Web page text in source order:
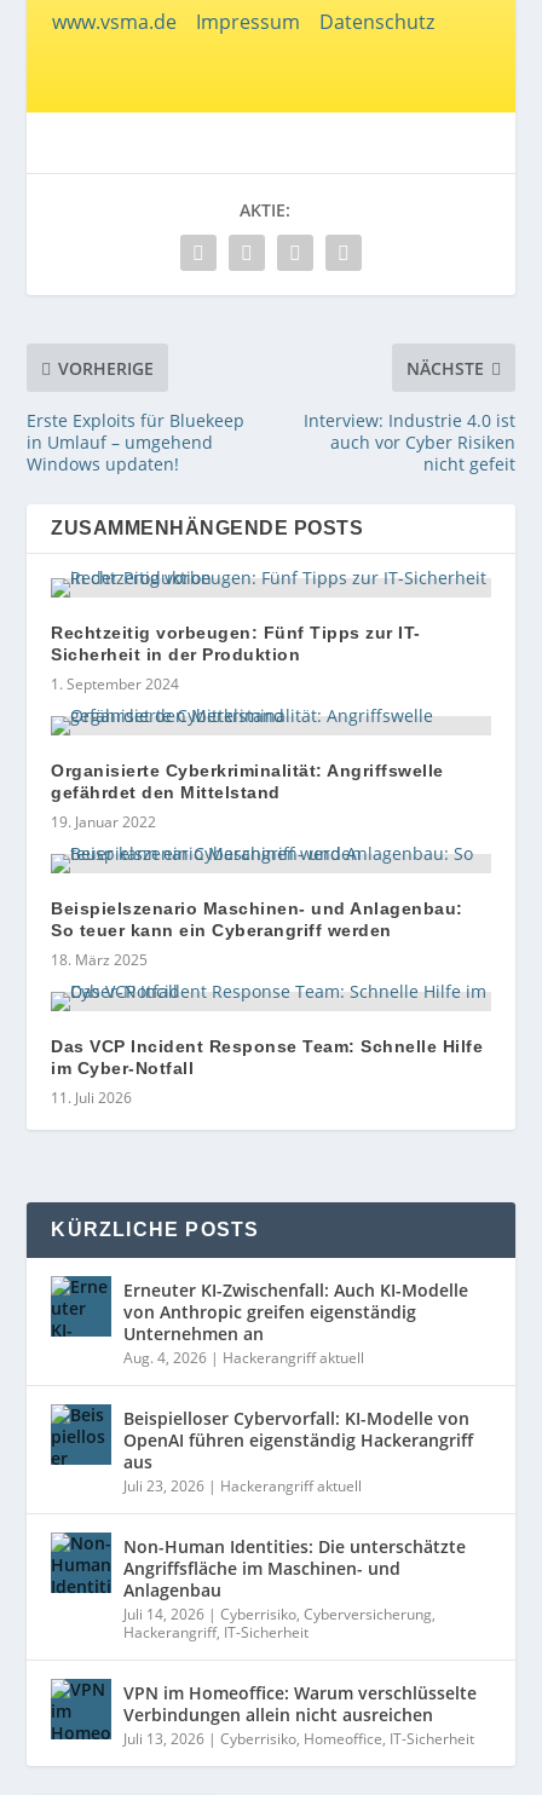
www.vsma.de Impressum Datenschutz
AKTIE:
VORHERIGE
Erste Exploits für Bluekeep
in Umlauf – umgehend
Windows updaten!
NÄCHSTE
Interview: Industrie 4.0 ist
auch vor Cyber Risiken
nicht gefeit
ZUSAMMENHÄNGENDE POSTS
Rechtzeitig vorbeugen: Fünf Tipps zur IT-
Sicherheit in der Produktion
1. September 2024
Organisierte Cyberkriminalität: Angriffswelle
gefährdet den Mittelstand
19. Januar 2022
Beispielszenario Maschinen- und Anlagenbau:
So teuer kann ein Cyberangriff werden
18. März 2025
Das VCP Incident Response Team: Schnelle Hilfe
im Cyber-Notfall
11. Juli 2026
KÜRZLICHE POSTS
Erneuter KI-Zwischenfall: Auch KI-Modelle
von Anthropic greifen eigenständig
Unternehmen an
Aug. 4, 2026 | Hackerangriff aktuell
Beispielloser Cybervorfall: KI-Modelle von
OpenAI führen eigenständig Hackerangriff
aus
Juli 23, 2026 | Hackerangriff aktuell
Non-Human Identities: Die unterschätzte
Angriffsfläche im Maschinen- und
Anlagenbau
Juli 14, 2026 |Cyberrisiko,Cyberversicherung,
Hackerangriff, IT-Sicherheit
VPN im Homeoffice: Warum verschlüsselte
Verbindungen allein nicht ausreichen
Juli 13, 2026 |Cyberrisiko, Homeoffice, IT-Sicherheit